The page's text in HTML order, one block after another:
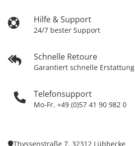
Hilfe & Support
24/7 bester Support
Schnelle Retoure
Garantiert schnelle Erstattung
Telefonsupport
Mo-Fr. +49 (0)57 41 90 982 0
Thyssenstraße 7, 32312 Lübbecke